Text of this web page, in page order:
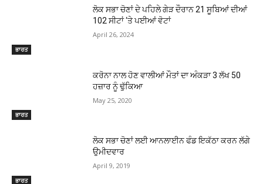
ਭਾਰਤ
ਲੋਕ ਸਭਾ ਚੋਣਾਂ ਦੇ ਪਹਿਲੇ ਗੇੜ ਦੌਰਾਨ 21 ਸੂਬਿਆਂ ਦੀਆਂ
102 ਸੀਟਾਂ ‘ਤੇ ਪਈਆਂ ਵੋਟਾਂ
April 26, 2024
ਭਾਰਤ
ਕਰੋਨਾ ਨਾਲ ਹੋਣ ਵਾਲੀਆਂ ਮੌਤਾਂ ਦਾ ਅੰਕੜਾ 3 ਲੱਖ 50
ਹਜ਼ਾਰ ਨੂੰ ਢੁੱਕਿਆ
May 25, 2020
ਭਾਰਤ
ਲੋਕ ਸਭਾ ਚੋਣਾਂ ਲਈ ਆਨਲਾਈਨ ਫੰਡ ਇਕੱਠਾ ਕਰਨ ਲੱਗੇ
ਉਮੀਦਵਾਰ
April 9, 2019